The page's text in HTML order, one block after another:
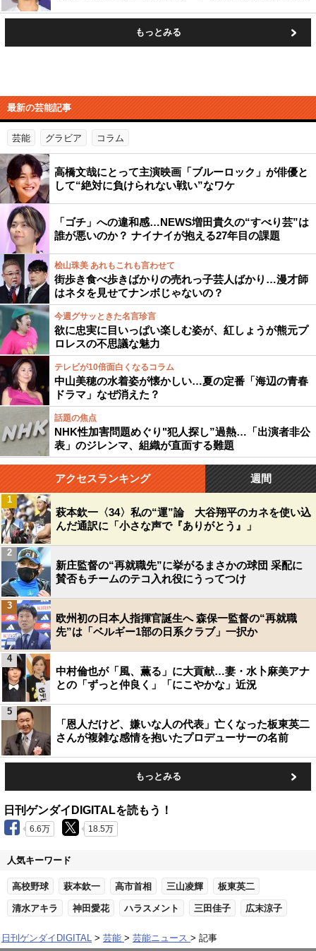
もっとみる
最新の芸能記事
芸能 グラビア コラム
高橋文哉にとって主演映画「ブルーロック」が俳優と
して“絶対に負けられない戦い”なワケ
「ゴチ」への違和感…NEWS増田貴久の“すべり芸”は
誰が悪いのか？ ナイナイが抱える27年目の課題
桧山珠美 あれもこれも言わせて
街歩き食べ歩きばかりの売れっ子芸人ばかり…漫才師
はネタを見せてナンボじゃないの？
今週グサッときた名言珍言
欲に忠実に目いっぱい楽しむ姿が、紅しょうが熊元プ
ロレスの不思議な魅力
テレビが10倍面白くなるコラム
中山美穂の水着姿が懐かしい…夏の定番「海辺の青春
ドラマ」なぜ消えた？
話題の焦点
NHK性加害問題めぐり"犯人探し”過熱…「出演者非公
表」のジレンマ、組織が直面する難題
アクセスランキング 週間
萩本欽一〈34〉私の“運”論 大谷翔平のカネを使い込
んだ通訳に「小さな声で『ありがとう』」
1
新庄監督の“再就職先”に挙がるまさかの球団 采配に
賛否もチームのテコ入れ役にうってつけ
2
欧州初の日本人指揮官誕生へ 森保一監督の“再就職
先”は「ベルギー1部の日系クラブ」一択か
3
中村倫也が「風、薫る」に大貢献…妻・水卜麻美アナ
との「ずっと仲良く」「にこやかな」近況
4
「恩人だけど、嫌いな人の代表」亡くなった板東英二
さんが複雑な感情を抱いたプロデューサーの名前
5
もっとみる
日刊ゲンダイDIGITALを読もう！
6.6万 18.5万
人気キーワード
高校野球 萩本欽一 高市首相 三山凌輝 板東英二
清水アキラ 神田愛花 ハラスメント 三田佳子 広末涼子
日刊ゲンダイDIGITAL 芸能 芸能ニュース 記事